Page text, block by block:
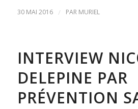
30 MAI 2016 / PAR MURIEL
INTERVIEW
DELEPINE PAR
PRÉVENTION